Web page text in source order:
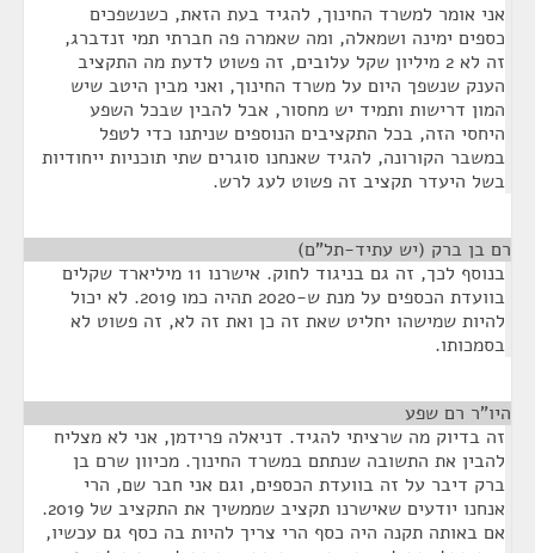
אני אומר למשרד החינוך, להגיד בעת הזאת, כשנשפכים
כספים ימינה ושמאלה, ומה שאמרה פה חברתי תמי זנדברג,
זה לא 2 מיליון שקל עלובים, זה פשוט לדעת מה התקציב
הענק שנשפך היום על משרד החינוך, ואני מבין היטב שיש
המון דרישות ותמיד יש מחסור, אבל להבין שבכל השפע
היחסי הזה, בכל התקציבים הנוספים שניתנו כדי לטפל
במשבר הקורונה, להגיד שאנחנו סוגרים שתי תוכניות ייחודיות
בשל היעדר תקציב זה פשוט לעג לרש.
רם בן ברק (יש עתיד-תל"ם)
בנוסף לכך, זה גם בניגוד לחוק. אישרנו 11 מיליארד שקלים
בוועדת הכספים על מנת ש-2020 תהיה כמו 2019. לא יכול
להיות שמישהו יחליט שאת זה כן ואת זה לא, זה פשוט לא
בסמכותו.
היו"ר רם שפע
זה בדיוק מה שרציתי להגיד. דניאלה פרידמן, אני לא מצליח
להבין את התשובה שנתתם במשרד החינוך. מכיוון שרם בן
ברק דיבר על זה בוועדת הכספים, וגם אני חבר שם, הרי
אנחנו יודעים שאישרנו תקציב שממשיך את התקציב של 2019.
אם באותה תקנה היה כסף הרי צריך להיות בה כסף גם עכשיו,